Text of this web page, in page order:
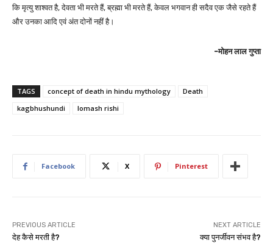
कि मृत्यु शाश्वत है, देवता भी मरते हैं, ब्रह्मा भी मरते हैं, केवल भगवान ही सदैव एक जैसे रहते हैं
और उनका आदि एवं अंत दोनों नहीं है।
-मोहन लाल गुप्ता
TAGS concept of death in hindu mythology
Death
kagbhushundi
lomash rishi
Facebook X Pinterest
PREVIOUS ARTICLE
देह कैसे मरती है?
NEXT ARTICLE
क्या पुनर्जीवन संभव है?